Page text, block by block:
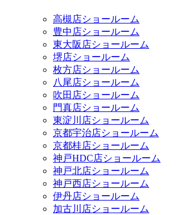
高槻店ショールーム
豊中店ショールーム
東大阪店ショールーム
堺店ショールーム
枚方店ショールーム
八尾店ショールーム
吹田店ショールーム
門真店ショールーム
東淀川店ショールーム
京都宇治店ショールーム
京都桂店ショールーム
神戸HDC店ショールーム
神戸北店ショールーム
神戸西店ショールーム
伊丹店ショールーム
加古川店ショールーム